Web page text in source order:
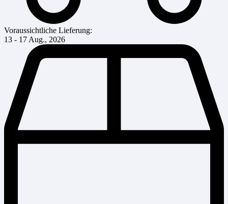
Voraussichtliche Lieferung:
13 - 17 Aug., 2026